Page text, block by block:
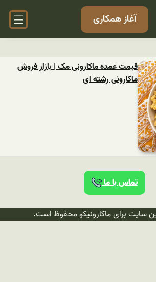
آغاز همکاری
قیمت عمده ماکارونی مک | بازار فروش
ماکارونی رشته ای
تماس با ما
سایت برای ماکارونیکو محفوظ است.